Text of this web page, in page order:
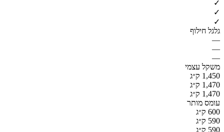
✓
✓
✓
גלגל חילוף
—
—
—
משקל עצמי
1,450 ק״ג
1,470 ק״ג
1,470 ק״ג
עומס מותר
600 ק״ג
590 ק״ג
590 ק״ג